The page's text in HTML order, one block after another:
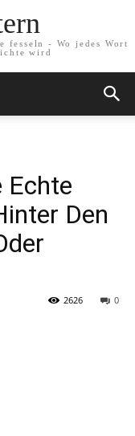
fesseln - Wo jedes Wort
wird
Echte
Den
0
2626